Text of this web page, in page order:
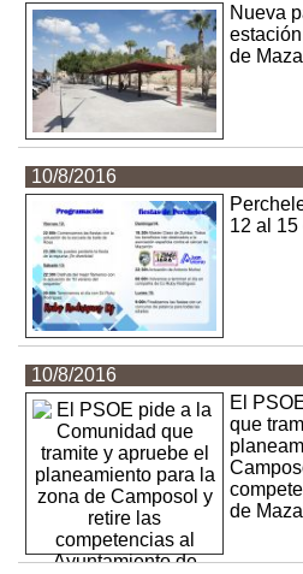
Nueva
de
10/8/2016
12 al
10/8/2016
El
que
de